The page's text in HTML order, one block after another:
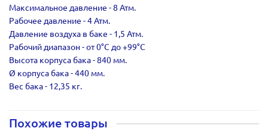
Максимальное давление - 8 Атм.
Рабочее давление - 4 Атм.
Давление воздуха в баке - 1,5 Атм.
Рабочий диапазон - от 0°С до +99°С
Высота корпуса бака - 840 мм.
Ø корпуса бака - 440 мм.
Вес бака - 12,35 кг.
Похожие товары